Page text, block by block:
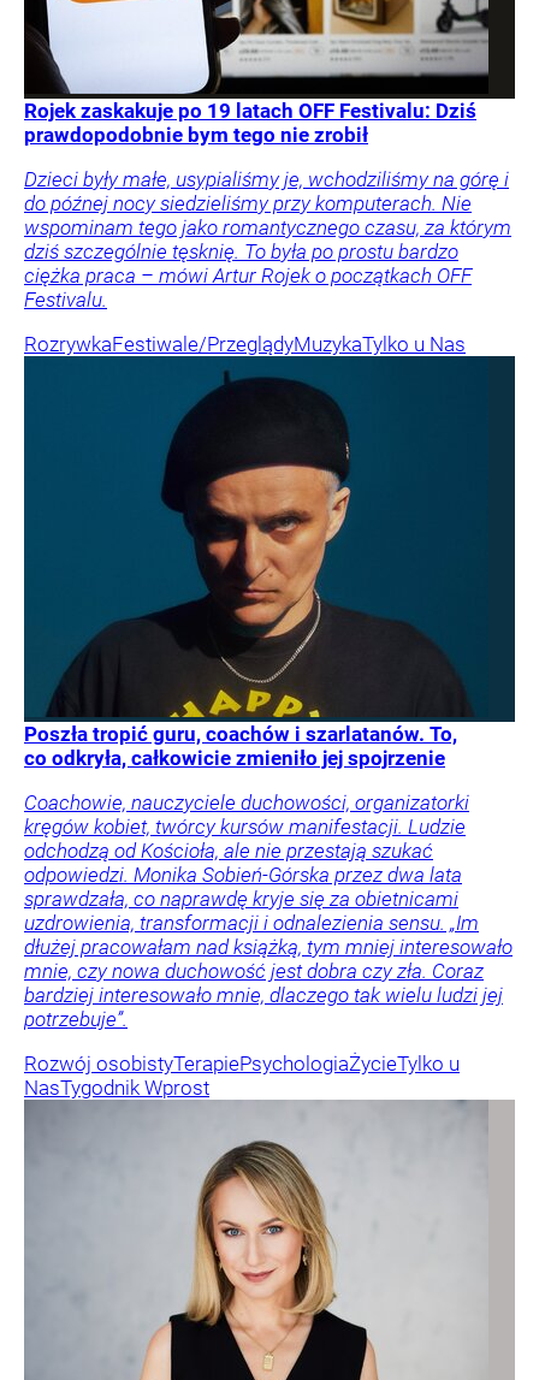
Rojek zaskakuje po 19 latach OFF Festivalu: Dziś
prawdopodobnie bym tego nie zrobił
Dzieci były małe, usypialiśmy je, wchodziliśmy na górę i
do późnej nocy siedzieliśmy przy komputerach. Nie
wspominam tego jako romantycznego czasu, za którym
dziś szczególnie tęsknię. To była po prostu bardzo
ciężka praca – mówi Artur Rojek o początkach OFF
Festivalu.
RozrywkaFestiwale/PrzeglądyMuzykaTylko u Nas
Poszła tropić guru, coachów i szarlatanów. To,
co odkryła, całkowicie zmieniło jej spojrzenie
Coachowie, nauczyciele duchowości, organizatorki
kręgów kobiet, twórcy kursów manifestacji. Ludzie
odchodzą od Kościoła, ale nie przestają szukać
odpowiedzi. Monika Sobień-Górska przez dwa lata
sprawdzała, co naprawdę kryje się za obietnicami
uzdrowienia, transformacji i odnalezienia sensu. „Im
dłużej pracowałam nad książką, tym mniej interesowało
mnie, czy nowa duchowość jest dobra czy zła. Coraz
bardziej interesowało mnie, dlaczego tak wielu ludzi jej
potrzebuje”.
Rozwój osobistyTerapiePsychologiaŻycieTylko u
NasTygodnik Wprost